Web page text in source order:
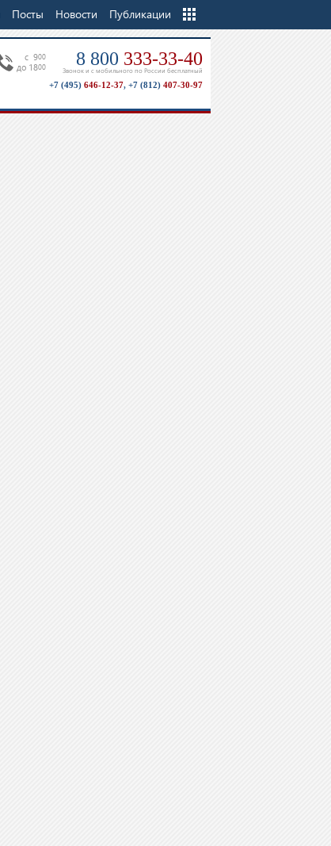
Посты Новости Публикации
Еще
c 900
до 1800 8 800 333-33-40
Звонок и с мобильного по России бесплатный
+7 (495) 646-12-37, +7 (812) 407-30-97